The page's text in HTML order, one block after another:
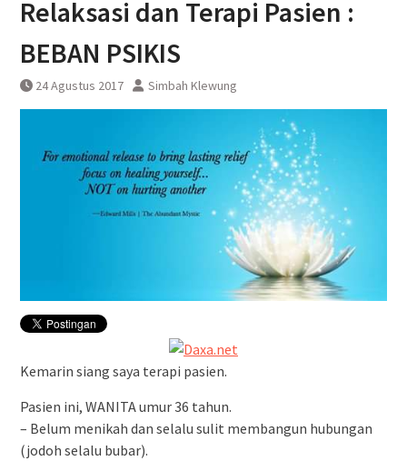
DAWONSYS
Uji Coba Terbatas Perpanjangan
Relaksasi dan Terapi Pasien :
BEBAN PSIKIS
24 Agustus 2017 Simbah Klewung
Kemarin siang saya terapi pasien.
Pasien ini, WANITA umur 36 tahun.
– Belum menikah dan selalu sulit membangun hubungan
(jodoh selalu bubar).